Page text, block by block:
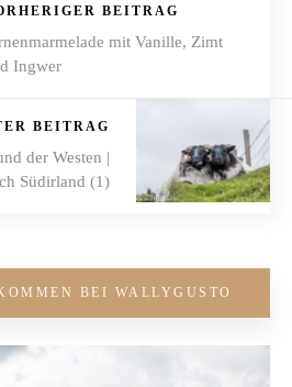
BEITRAG
mit Vanille, Zimt
Ingwer
BEITRAG
der Westen |
Südirland (1)
BEI WALLYGUSTO